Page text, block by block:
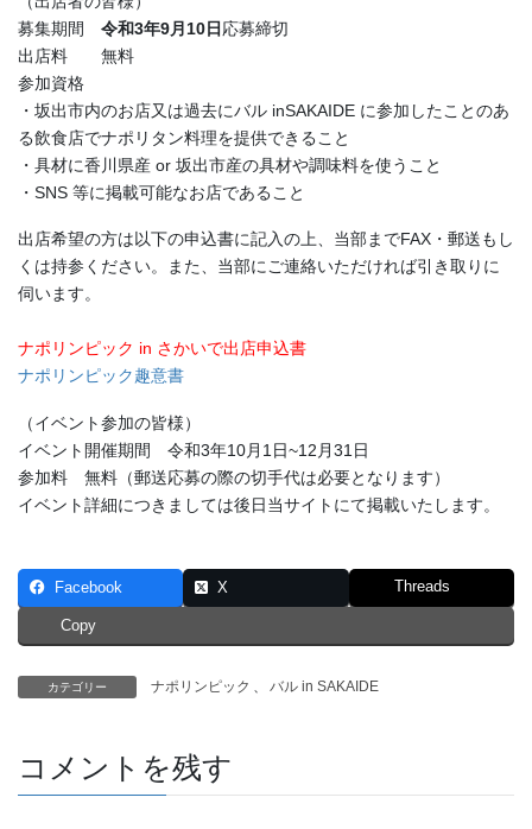
募集期間 令和3年9月10日 応募締切
出店料 無料
参加資格
・坂出市内のお店又は過去にバル inSAKAIDE に参加したことのあ
る飲食店でナポリタン料理を提供できること
・具材に香川県産 or 坂出市産の具材や調味料を使うこと
・SNS 等に掲載可能なお店であること
出店希望の方は以下の申込書に記入の上、当部までFAX・郵送もし
くは持参ください。また、当部にご連絡いただければ引き取りに
伺います。
ナポリンピック in さかいで出店申込書
ナポリンピック趣意書
（イベント参加の皆様）
イベント開催期間 令和3年10月1日~12月31日
参加料 無料（郵送応募の際の切手代は必要となります）
イベント詳細につきましては後日当サイトにて掲載いたします。
Facebook X Threads
Copy
カテゴリー ナポリンピック 、 バル in SAKAIDE
コメントを残す